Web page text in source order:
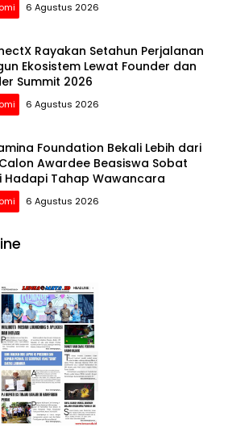
6 Agustus 2026
Rayakan Setahun Perjalanan
Ekosistem Lewat Founder dan
Summit 2026
6 Agustus 2026
Foundation Bekali Lebih dari
Awardee Beasiswa Sobat
Hadapi Tahap Wawancara
6 Agustus 2026